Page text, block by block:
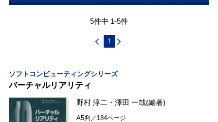
5件中 1-5件
1
ソフトコンピューティングシリーズ
バーチャルリアリティ
野村 淳二 ・澤田 一哉(編著)
A5判／184ページ